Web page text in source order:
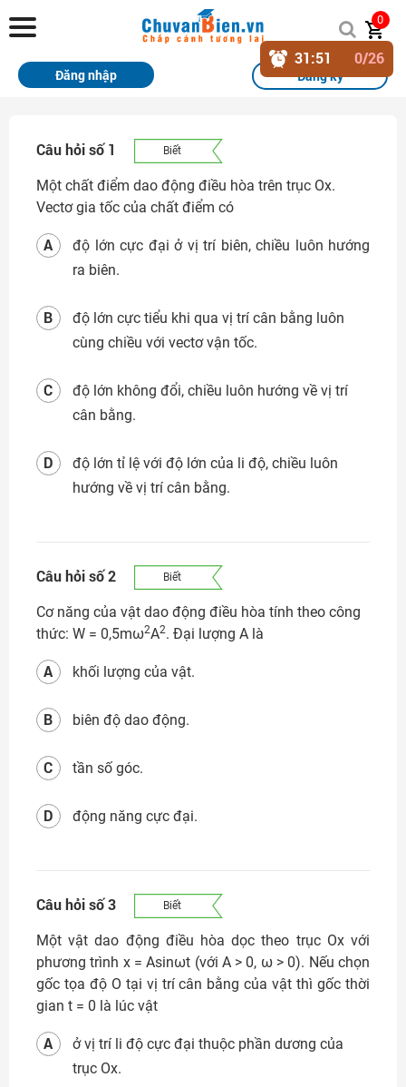
Chuvanbien.vn
Trang chủ
Sách
Thi Online
Tài liệu miễn phí
Học sinh xuất sắc
Liên hệ
Đăng nhập
0
Đăng ký
Đăng nhập
Câu hỏi số 1 Biết
Một chất điểm dao động điều hòa trên trục Ox.
Vectơ gia tốc của chất điểm có
độ lớn cực đại ở vị trí biên, chiều luôn hướng
ra biên.
A
độ lớn cực tiểu khi qua vị trí cân bằng luôn
cùng chiều với vectơ vận tốc.
B
độ lớn không đổi, chiều luôn hướng về vị trí
cân bằng.
C
độ lớn tỉ lệ với độ lớn của li độ, chiều luôn
hướng về vị trí cân bằng.
D
Câu hỏi số 2 Biết
Cơ năng của vật dao động điều hòa tính theo công
thức: W = 0,5mω2A2. Đại lượng A là
khối lượng của vật.
A
biên độ dao động.
B
tần số góc.
C
động năng cực đại.
D
Câu hỏi số 3 Biết
Một vật dao động điều hòa dọc theo trục Ox với
phương trình x = Asinωt (với A > 0, ω > 0). Nếu chọn
gốc tọa độ O tại vị trí cân bằng của vật thì gốc thời
gian t = 0 là lúc vật
ở vị trí li độ cực đại thuộc phần dương của
trục Ox.
A
31:50 0/26